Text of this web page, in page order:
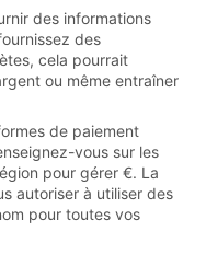
des informations
des
cela pourrait
ou même entraîner
de paiement
vous sur les
pour gérer €. La
autoriser à utiliser des
pour toutes vos